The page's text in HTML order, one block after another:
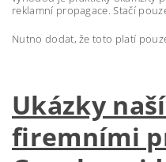
reklamní propagace. Stačí
Nutno dodat, že toto platí
Ukázky
firemními